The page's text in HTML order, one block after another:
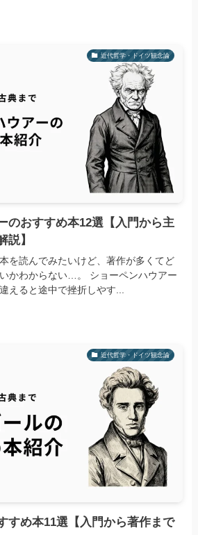
近代哲学・ドイツ観念論
のおすすめ本12選【入門から主
説】
を読んでみたいけど、著作が多くてど
かわからない…。 ショーペンハウアー
えると途中で挫折しやす...
近代哲学・ドイツ観念論
すめ本11選【入門から著作まで